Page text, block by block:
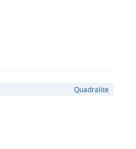
Quadralite